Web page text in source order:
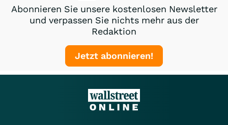
Abonnieren Sie unsere kostenlosen Newsletter
und verpassen Sie nichts mehr aus der
Redaktion
Jetzt abonnieren!